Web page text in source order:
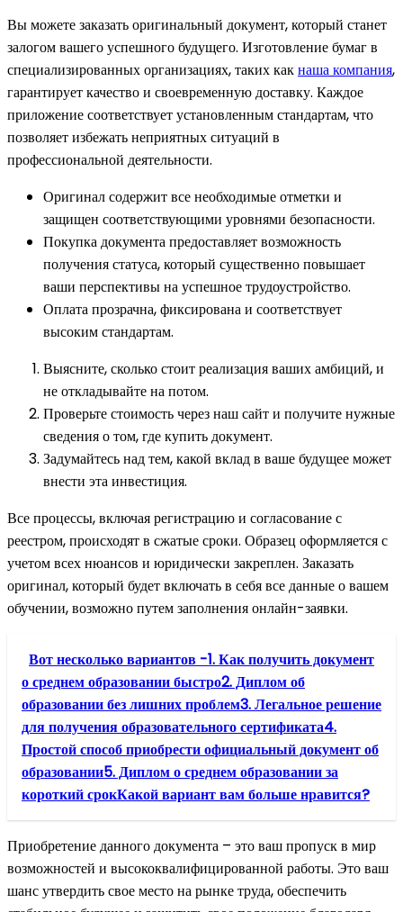
Вы можете заказать оригинальный документ, который станет
залогом вашего успешного будущего. Изготовление бумаг в
специализированных организациях, таких какнаша компания,
гарантирует качество и своевременную доставку. Каждое
приложение соответствует установленным стандартам, что
позволяет избежать неприятных ситуаций в
профессиональной деятельности.
Оригинал содержит все необходимые отметки и
защищен соответствующими уровнями безопасности.
Покупка документа предоставляет возможность
получения статуса, который существенно повышает
ваши перспективы на успешное трудоустройство.
Оплата прозрачна, фиксирована и соответствует
высоким стандартам.
Выясните, сколько стоит реализация ваших амбиций, и
не откладывайте на потом.
Проверьте стоимость через наш сайт и получите нужные
сведения о том, где купить документ.
Задумайтесь над тем, какой вклад в ваше будущее может
внести эта инвестиция.
Все процессы, включая регистрацию и согласование с
реестром, происходят в сжатые сроки. Образец оформляется с
учетом всех нюансов и юридически закреплен. Заказать
оригинал, который будет включать в себя все данные о вашем
обучении, возможно путем заполнения онлайн-заявки.
Вот несколько вариантов -1. Как получить документ
о среднем образовании быстро2. Диплом об
образовании без лишних проблем3. Легальное решение
для получения образовательного сертификата4.
Простой способ приобрести официальный документ об
образовании5. Диплом о среднем образовании за
короткий срокКакой вариант вам больше нравится?
Приобретение данного документа – это ваш пропуск в мир
возможностей и высококвалифицированной работы. Это ваш
шанс утвердить свое место на рынке труда, обеспечить